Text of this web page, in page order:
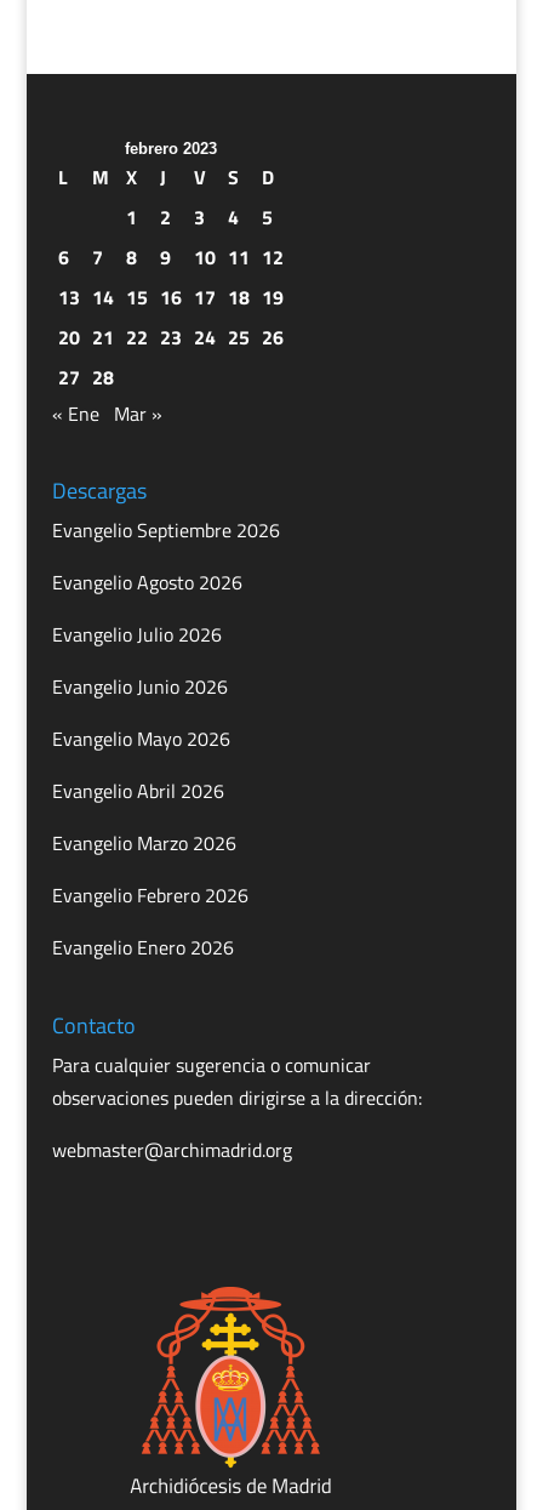
febrero 2023
L M X J V S
D
1
2 3 4
5
6
7 8 9 10 11 12
13 14 15 16 17 18 19
20 21 22 23 24 25 26
27 28
« Ene Mar »
Descargas
Evangelio Septiembre 2026
Evangelio Agosto 2026
Evangelio Julio 2026
Evangelio Junio 2026
Evangelio Mayo 2026
Evangelio Abril 2026
Evangelio Marzo 2026
Evangelio Febrero 2026
Evangelio Enero 2026
Contacto
Para cualquier sugerencia o comunicar
observaciones pueden dirigirse a la dirección:
webmaster@archimadrid.org